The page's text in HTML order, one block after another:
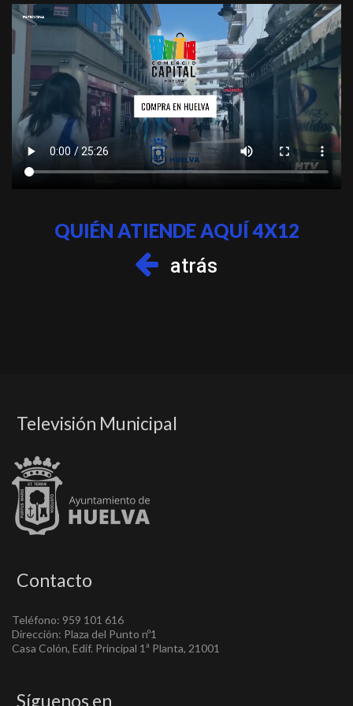
QUIÉN ATIENDE AQUÍ 4X12
atrás
Televisión Municipal
Contacto
Teléfono: 959 101 616
Dirección: Plaza del Punto nº1
Casa Colón, Edif. Principal 1ª Planta, 21001
Síguenos en